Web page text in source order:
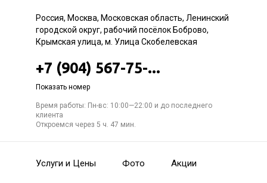
Россия, Москва, Московская область, Ленинский
городской округ, рабочий посёлок Боброво,
Крымская улица, м. Улица Скобелевская
+7 (904) 567-75-...
Показать номер
Время работы: Пн-вс: 10:00—22:00 и до последнего
клиента
Откроемся через 5 ч. 47 мин.
Услуги и Цены Фото Акции